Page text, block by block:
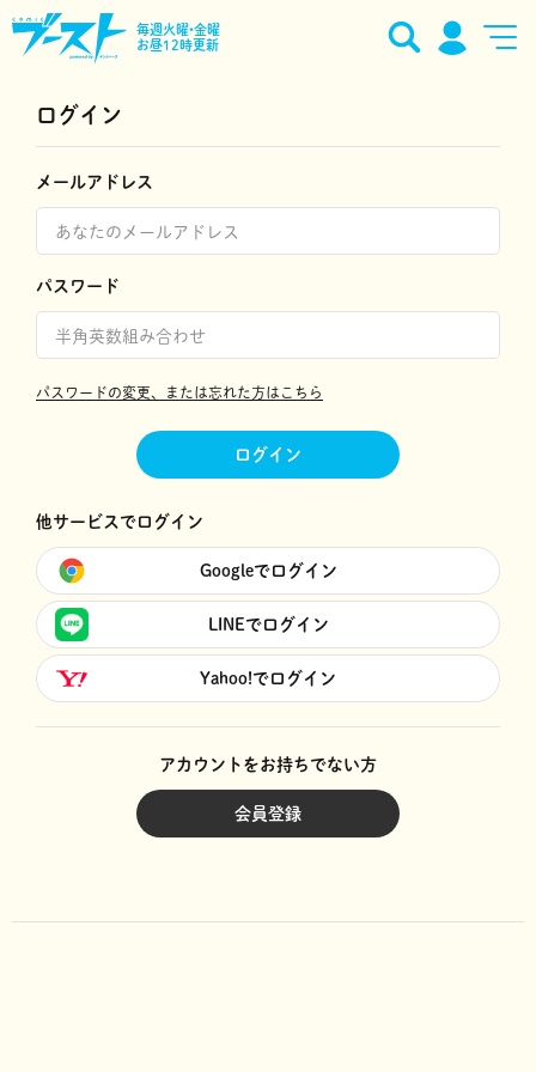
毎週火曜•金曜
お昼12時更新
ログイン
メールアドレス
パスワード
パスワードの変更、または忘れた方はこちら
ログイン
他サービスでログイン
Googleでログイン
LINEでログイン
Yahoo!でログイン
アカウントをお持ちでない方
会員登録